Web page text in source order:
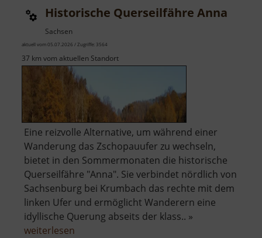
Historische Querseilfähre Anna
Sachsen
aktuell vom 05.07.2026 / Zugriffe: 3564
37 km vom aktuellen Standort
Eine reizvolle Alternative, um während einer
Wanderung das Zschopauufer zu wechseln,
bietet in den Sommermonaten die historische
Querseilfähre "Anna". Sie verbindet nördlich von
Sachsenburg bei Krumbach das rechte mit dem
linken Ufer und ermöglicht Wanderern eine
idyllische Querung abseits der klass.. »
weiterlesen